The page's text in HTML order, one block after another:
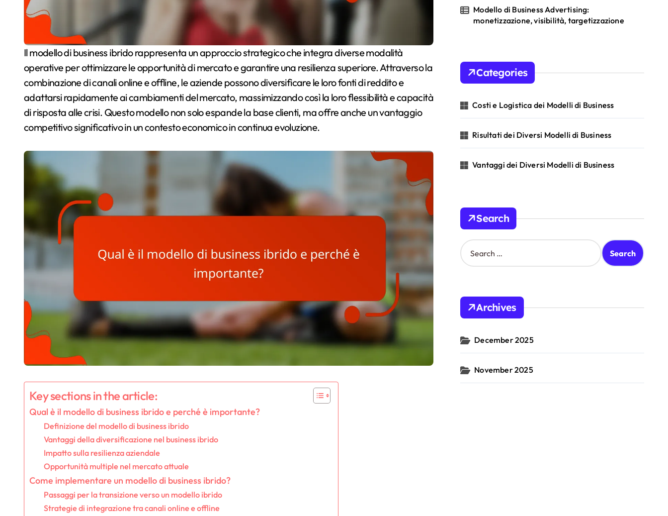
Il modello di business ibrido rappresenta un approccio strategico che integra diverse modalità
operative per ottimizzare le opportunità di mercato e garantire una resilienza superiore. Attraverso la
combinazione di canali online e offline, le aziende possono diversificare le loro fonti di reddito e
adattarsi rapidamente ai cambiamenti del mercato, massimizzando così la loro flessibilità e capacità
di risposta alle crisi. Questo modello non solo espande la base clienti, ma offre anche un vantaggio
competitivo significativo in un contesto economico in continua evoluzione.
Key sections in the article:
Qual è il modello di business ibrido e perché è importante?
Definizione del modello di business ibrido
Vantaggi della diversificazione nel business ibrido
Impatto sulla resilienza aziendale
Opportunità multiple nel mercato attuale
Come implementare un modello di business ibrido?
Passaggi per la transizione verso un modello ibrido
Strategie di integrazione tra canali online e offline
Modello di Business Advertising:
monetizzazione, visibilità, targetizzazione
Categories
Costi e Logistica dei Modelli di Business
Risultati dei Diversi Modelli di Business
Vantaggi dei Diversi Modelli di Business
Search
S
e
h
o
:
Archives
December 2025
November 2025